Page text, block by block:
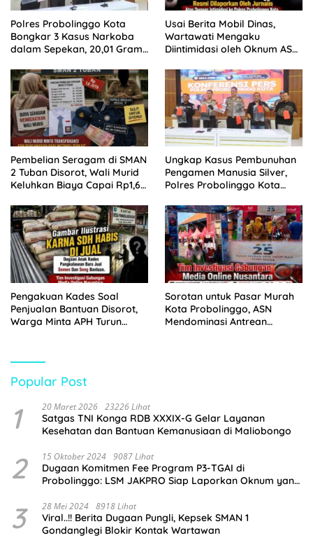
Polres Probolinggo Kota
Bongkar 3 Kasus Narkoba
dalam Sepekan, 20,01 Gram
Usai Berita Mobil Dinas,
Wartawati Mengaku
Diintimidasi oleh Oknum ASN
Tempuh Jalur Hukum
Pembelian Seragam di SMAN
2 Tuban Disorot, Wali Murid
Keluhkan Biaya Capai Rp1,6
Ungkap Kasus Pembunuhan
Pengamen Manusia Silver,
Polres Probolinggo Kota
Pengakuan Kades Soal
Penjualan Bantuan Disorot,
Warga Minta APH Turun
Sorotan untuk Pasar Murah
Kota Probolinggo, ASN
Mendominasi Antrean
Popular Post
1 20 Maret 2026 23226 Lihat
Satgas TNI Konga RDB XXXIX-G Gelar Layanan
Kesehatan dan Bantuan Kemanusiaan di Maliobongo
2 15 Oktober 2024 9087 Lihat
Dugaan Komitmen Fee Program P3-TGAI di
Probolinggo: LSM JAKPRO Siap Laporkan Oknum yang
3 28 Mei 2024 8918 Lihat
Viral..!! Berita Dugaan Pungli, Kepsek SMAN 1
Gondanglegi Blokir Kontak Wartawan